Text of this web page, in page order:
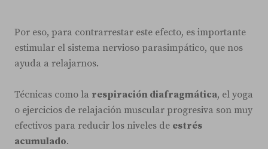
Por eso, para contrarrestar este efecto, es importante
estimular el sistema nervioso parasimpático, que nos
ayuda a relajarnos.
Técnicas como la respiración diafragmática, el yoga
o ejercicios de relajación muscular progresiva son muy
efectivos para reducir los niveles de estrés
acumulado.